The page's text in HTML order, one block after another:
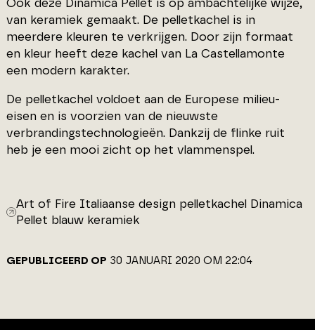
Ook deze Dinamica Pellet is op ambachtelijke wijze,
van keramiek gemaakt. De pelletkachel is in
meerdere kleuren te verkrijgen. Door zijn formaat
en kleur heeft deze kachel van La Castellamonte
een modern karakter.
De pelletkachel voldoet aan de Europese milieu-
eisen en is voorzien van de nieuwste
verbrandingstechnologieën. Dankzij de flinke ruit
heb je een mooi zicht op het vlammenspel.
Art of Fire Italiaanse design pelletkachel Dinamica
Pellet blauw keramiek
GEPUBLICEERD OP 30 JANUARI 2020 OM 22:04